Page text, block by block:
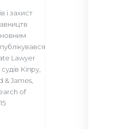
і захист
Lawyer
Кіпру,
& James,
of